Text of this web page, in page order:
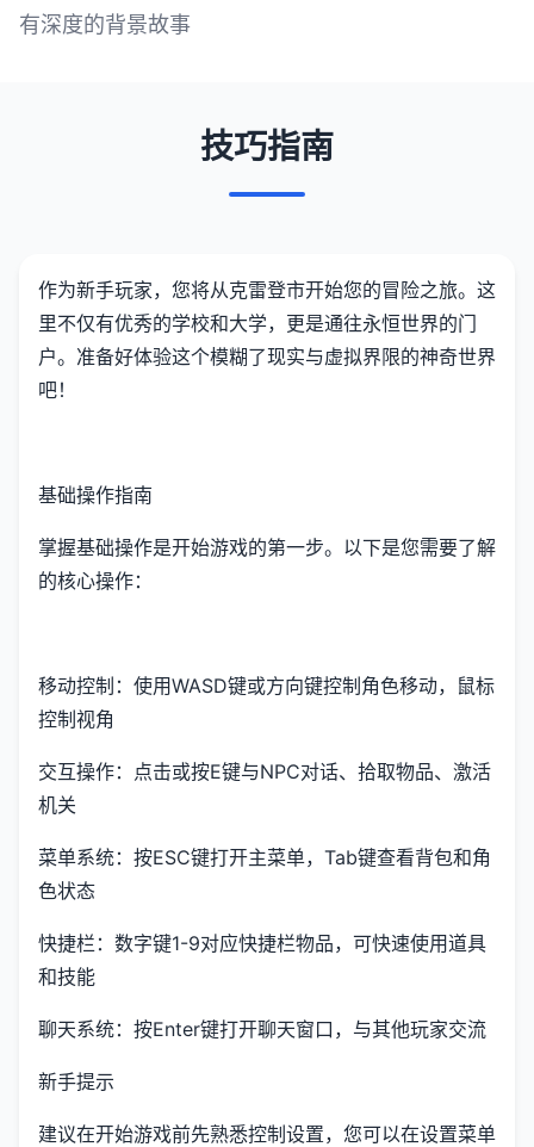
有深度的背景故事
技巧指南
作为新手玩家，您将从克雷登市开始您的冒险之旅。这
里不仅有优秀的学校和大学，更是通往永恒世界的门
户。准备好体验这个模糊了现实与虚拟界限的神奇世界
吧！
基础操作指南
掌握基础操作是开始游戏的第一步。以下是您需要了解
的核心操作：
移动控制：使用WASD键或方向键控制角色移动，鼠标
控制视角
交互操作：点击或按E键与NPC对话、拾取物品、激活
机关
菜单系统：按ESC键打开主菜单，Tab键查看背包和角
色状态
快捷栏：数字键1-9对应快捷栏物品，可快速使用道具
和技能
聊天系统：按Enter键打开聊天窗口，与其他玩家交流
新手提示
建议在开始游戏前先熟悉控制设置，您可以在设置菜单